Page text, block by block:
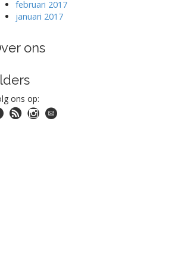
februari 2017
januari 2017
ons
ons op: